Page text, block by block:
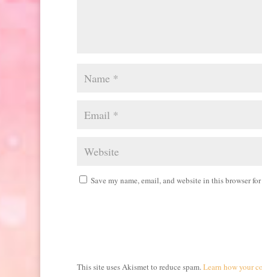
Save my name, email, and website in this browser
This site uses Akismet to reduce spam.Learn how your